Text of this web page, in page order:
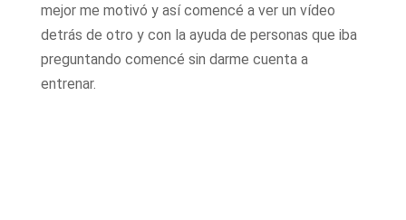
mejor me motivó y así comencé a ver un vídeo
detrás de otro y con la ayuda de personas que iba
preguntando comencé sin darme cuenta a
entrenar.